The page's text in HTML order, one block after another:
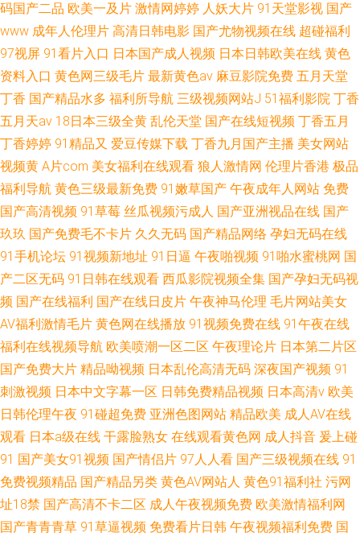
码国产二品 欧美一及片 激情网婷婷 人妖大片 91天堂影视 国产
www 成年人伦理片 高清日韩电影 国产尤物视频在线 超碰福利
97视屏 91看片入口 日本国产成人视频 日本日韩欧美在线 黄色
资料入口 黄色网三级毛片 最新黄色av 麻豆影院免费 五月天堂
丁香 国产精品水多 福利所导航 三级视频网站J 51福利影院 丁香
五月天av 18日本三级全黄 乱伦天堂 国产在线短视频 丁香五月
丁香婷婷 91精品又 爱豆传媒下载 丁香九月国产主播 美女网站
视频黄 A片com 美女福利在线观看 狼人激情网 伦理片香港 极品
福利导航 黄色三级最新免费 91嫩草国产 午夜成年人网站 免费
国产高清视频 91草莓 丝瓜视频污成人 国产亚洲视品在线 国产
玖玖 国产免费毛不卡片 久久无码 国产精品网络 孕妇无码在线
91手机论坛 91视频新地址 91日逼 午夜啪视频 91啪水蜜桃网 国
产二区无码 91日韩在线观看 西瓜影院视频全集 国产孕妇无码视
频 国产在线福利 国产在线日皮片 午夜神马伦理 毛片网站美女
AV福利激情毛片 黄色网在线播放 91视频免费在线 91午夜在线
福利在线视频导航 欧美喷潮一区二区 午夜理论片 日本第二片区
国产免费大片 精品呦视频 日本乱伦高清无码 深夜国产视频 91
刺激视频 日本中文字幕一区 日韩免费精品视频 日本高清v 欧美
日韩伦理午夜 91碰超免费 亚洲色图网站 精品欧美 成人AV在线
观看 日本a级在线 干露脸熟女 在线观看黄色网 成人抖音 爰上碰
91 国产美女91视频 国产情侣片 97人人看 国产三级视频在线 91
免费视频精品 国产精品另类 黄色AV网站人 黄色91福利社 污网
址18禁 国产高清不卡二区 成人午夜视频免费 欧美激情福利网
国产青青青草 91草逼视频 免费看片日韩 午夜视频福利免费 国